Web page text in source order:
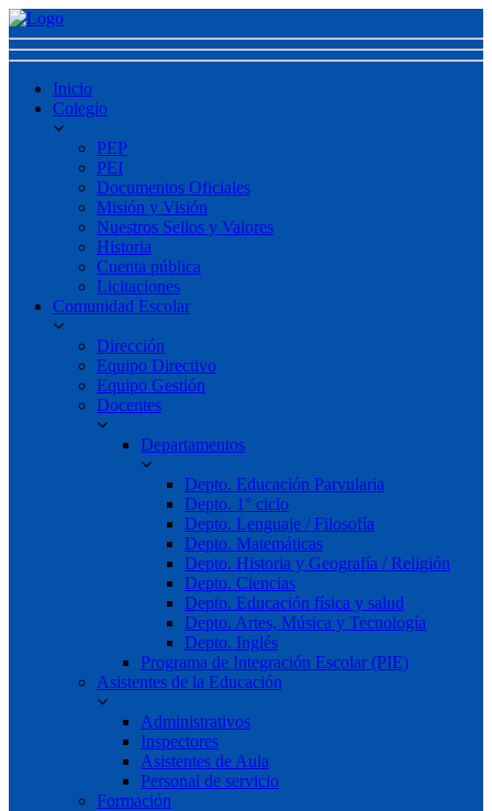
Inicio
Colegio
PEP
PEI
Documentos Oficiales
Misión y Visión
Nuestros Sellos y Valores
Historia
Cuenta pública
Licitaciones
Comunidad Escolar
Dirección
Equipo Directivo
Equipo Gestión
Docentes
Departamentos
Depto. Educación Parvularia
Depto. 1° ciclo
Depto. Lenguaje / Filosofía
Depto. Matemáticas
Depto. Historia y Geografía / Religión
Depto. Ciencias
Depto. Educación física y salud
Depto. Artes, Música y Tecnología
Depto. Inglés
Programa de Integración Escolar (PIE)
Asistentes de la Educación
Administrativos
Inspectores
Asistentes de Aula
Personal de servicio
Formación